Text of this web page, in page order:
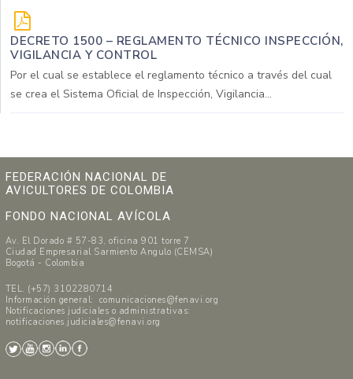
DECRETO 1500 – REGLAMENTO TÉCNICO INSPECCIÓN,
VIGILANCIA Y CONTROL
Por el cual se establece el reglamento técnico a través del cual
se crea el Sistema Oficial de Inspección, Vigilancia...
FEDERACIÓN NACIONAL DE
AVICULTORES DE COLOMBIA
FONDO NACIONAL AVÍCOLA
Av. El Dorado # 57-83, oficina 901 torre 7
Ciudad Empresarial Sarmiento Angulo (CEMSA)
Bogotá - Colombia
TEL. (+57) 3102280714
Información general: comunicaciones@fenavi.org
Notificaciones judiciales o administrativas:
notificaciones.judiciales@fenavi.org